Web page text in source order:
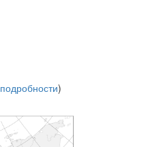
подробности)